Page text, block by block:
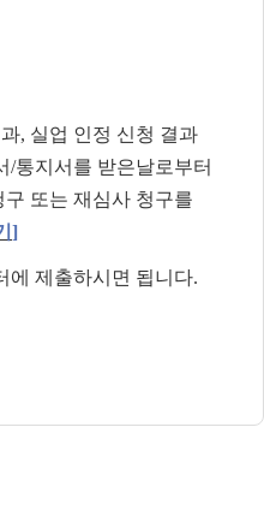
, 실업 인정 신청 결과
/통지서를 받은날로부터
구 또는 재심사 청구를
]
에 제출하시면 됩니다.